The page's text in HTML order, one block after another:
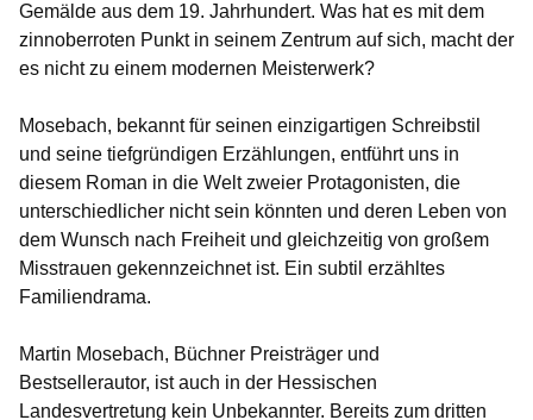
Gemälde aus dem 19. Jahrhundert. Was hat es mit dem
zinnoberroten Punkt in seinem Zentrum auf sich, macht der
es nicht zu einem modernen Meisterwerk?
Mosebach, bekannt für seinen einzigartigen Schreibstil
und seine tiefgründigen Erzählungen, entführt uns in
diesem Roman in die Welt zweier Protagonisten, die
unterschiedlicher nicht sein könnten und deren Leben von
dem Wunsch nach Freiheit und gleichzeitig von großem
Misstrauen gekennzeichnet ist. Ein subtil erzähltes
Familiendrama.
Martin Mosebach, Büchner Preisträger und
Bestsellerautor, ist auch in der Hessischen
Landesvertretung kein Unbekannter. Bereits zum dritten